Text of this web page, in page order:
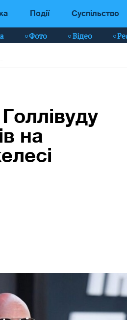
Події Суспільство
Фото Відео
на